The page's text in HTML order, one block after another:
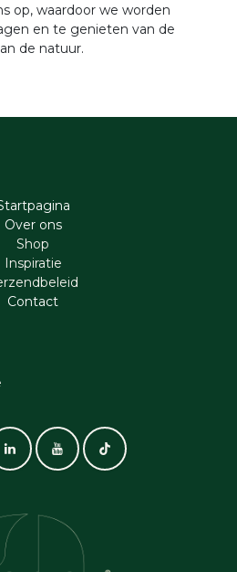
op, waardoor we worden
en te genieten van de
de natuur.
Ove​r​ ons
Shop
Inspiratie
Cont​act